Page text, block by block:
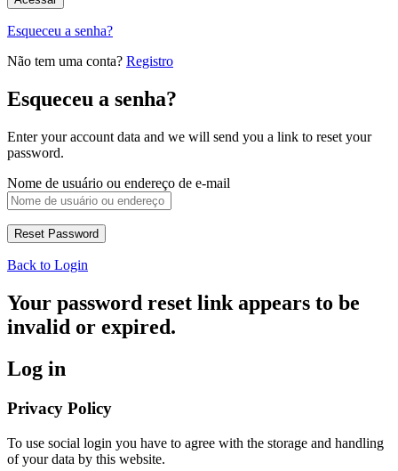
Esqueceu a senha?
Não tem uma conta? Registro
Esqueceu a senha?
Enter your account data and we will send you a link to reset your
password.
Nome de usuário ou endereço de e-mail
Back to Login
Your password reset link appears to be
invalid or expired.
Log in
Privacy Policy
To use social login you have to agree with the storage and handling
of your data by this website.